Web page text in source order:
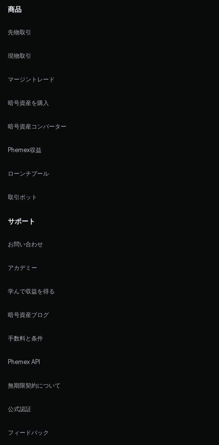
商品
先物取引
現物取引
マージントレード
暗号資産を購入
暗号資産コンバーター
Phemex収益
ローンチプール
取引ボット
サポート
お問い合わせ
アカデミー
学んで収益を得る
暗号資産ブログ
手数料と条件
Phemex API
無期限契約について
公式認証
フィードバック